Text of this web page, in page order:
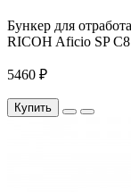
Бункер для
RICOH Aficio SP
5460 ₽
Купить